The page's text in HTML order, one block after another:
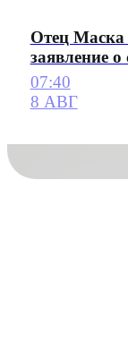
Отец Маска
заявление
07:40
8 АВГ